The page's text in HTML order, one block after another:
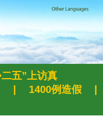
二五”上访真
1400例造假